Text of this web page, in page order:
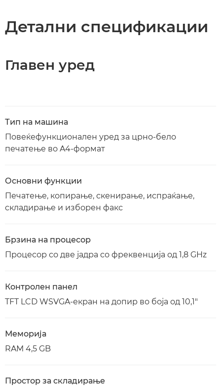
Детални спецификации
Главен уред
Тип на машина
Повеќефункционален уред за црно-бело
печатење во A4-формат
Основни функции
Печатење, копирање, скенирање, испраќање,
складирање и изборен факс
Брзина на процесор
Процесор со две јадра со фреквенција од 1,8 GHz
Контролен панел
TFT LCD WSVGA-екран на допир во боја од 10,1"
Меморија
RAM 4,5 GB
Простор за складирање